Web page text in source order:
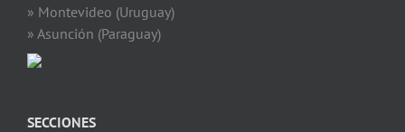
» Montevideo (Uruguay)
» Asunción (Paraguay)
SECCIONES